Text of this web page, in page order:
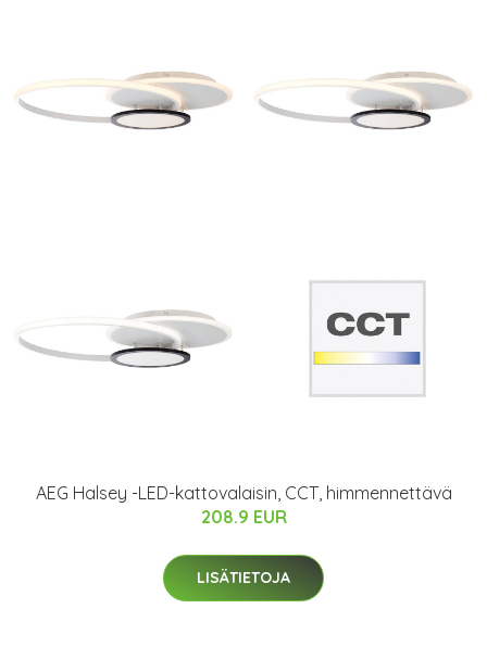
AEG Halsey -LED-kattovalaisin, CCT, himmennettävä
208.9 EUR
LISÄTIETOJA